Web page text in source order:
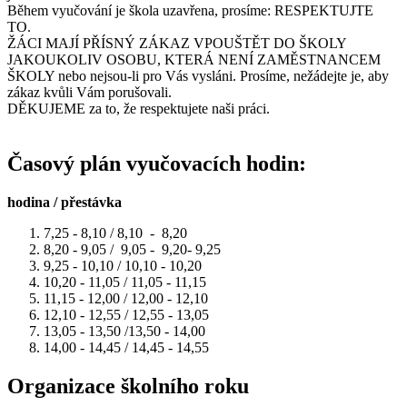
Během vyučování je škola uzavřena, prosíme: RESPEKTUJTE
TO.
ŽÁCI MAJÍ PŘÍSNÝ ZÁKAZ VPOUŠTĚT DO ŠKOLY
JAKOUKOLIV OSOBU, KTERÁ NENÍ ZAMĚSTNANCEM
ŠKOLY nebo nejsou-li pro Vás vysláni. Prosíme, nežádejte je, aby
zákaz kvůli Vám porušovali.
DĚKUJEME za to, že respektujete naši práci.
Časový plán vyučovacích hodin:
hodina / přestávka
7,25 - 8,10 / 8,10 - 8,20
8,20 - 9,05 / 9,05 - 9,20- 9,25
9,25 - 10,10 / 10,10 - 10,20
10,20 - 11,05 / 11,05 - 11,15
11,15 - 12,00 / 12,00 - 12,10
12,10 - 12,55 / 12,55 - 13,05
13,05 - 13,50 /13,50 - 14,00
14,00 - 14,45 / 14,45 - 14,55
Organizace školního roku